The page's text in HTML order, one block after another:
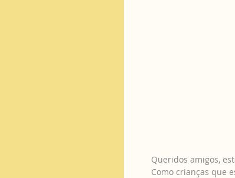
Queridos amigos,
Como crianças que